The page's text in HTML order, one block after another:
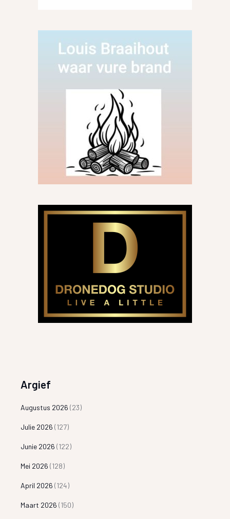
Argief
Augustus 2026 (23)
Julie 2026 (127)
Junie 2026 (122)
Mei 2026 (128)
April 2026 (124)
Maart 2026 (150)